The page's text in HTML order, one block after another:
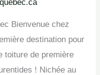
Bienvenue chez
destination pour
toiture de première
! Nichée au